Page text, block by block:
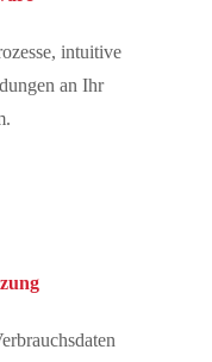
intuitive
an Ihr